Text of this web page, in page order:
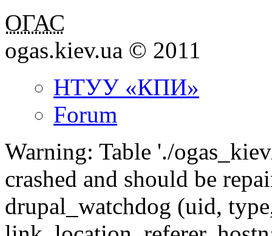
ОГАС
ogas.kiev.ua © 2011
НТУУ «КПИ»
Forum
Warning: Table './
crashed and should be
drupal_watchdog (uid,